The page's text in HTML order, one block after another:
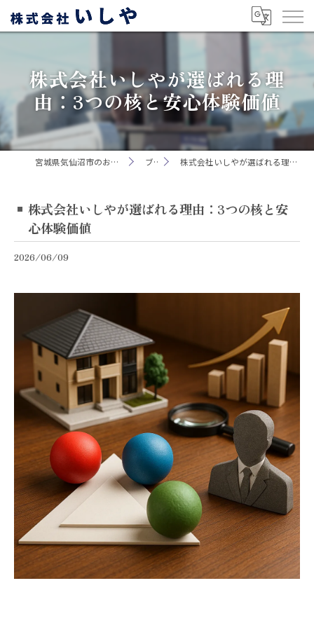
株式会社いしやが選ばれる理
由：3つの核と安心体験価値
宮城県気仙沼市のお墓なら株式会社いしや ブログ 株式会社いしやが選ばれる理由：3つの核と安心体験価値
株式会社いしやが選ばれる理由：3つの核と安
心体験価値
2026/06/09